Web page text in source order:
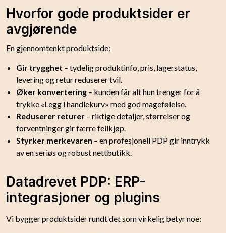
Hvorfor gode produktsider er
avgjørende
En gjennomtenkt produktside:
Gir trygghet – tydelig produktinfo, pris, lagerstatus,
levering og retur reduserer tvil.
Øker konvertering – kunden får alt hun trenger for å
trykke «Legg i handlekurv» med god magefølelse.
Reduserer returer – riktige detaljer, størrelser og
forventninger gir færre feilkjøp.
Styrker merkevaren – en profesjonell PDP gir inntrykk
av en seriøs og robust nettbutikk.
Datadrevet PDP: ERP-
integrasjoner og plugins
Vi bygger produktsider rundt det som virkelig betyr noe: